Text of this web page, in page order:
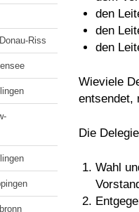
Riss
den
den
den
Wieviele
entsendet,
Die
Wahl